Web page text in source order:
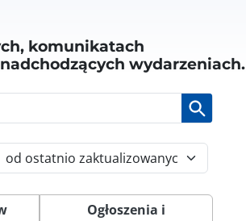
komunikatach
wydarzeniach.
Ogłoszenia i